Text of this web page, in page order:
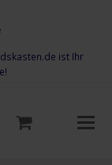
ist Ihr